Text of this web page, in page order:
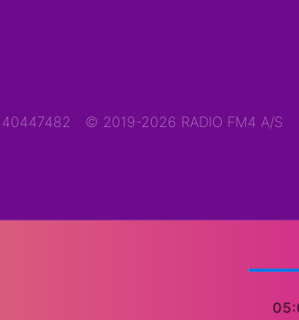
40447482 © 2019-2026 RADIO FM4 A/S